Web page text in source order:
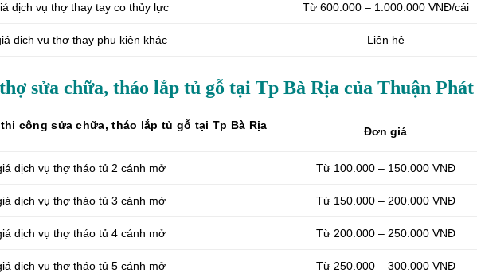
dịch vụ thợ thay tay co thủy lực Từ 600.000 – 1.000.000 VNĐ/cái
dịch vụ thợ thay phụ kiện khác Liên hệ
sửa chữa, tháo lắp tủ gỗ tại Tp Bà Rịa của Thuận Phát
công sửa chữa, tháo lắp tủ gỗ tại Tp Bà Rịa Đơn giá
dịch vụ thợ tháo tủ 2 cánh mở Từ 100.000 – 150.000 VNĐ
dịch vụ thợ tháo tủ 3 cánh mở Từ 150.000 – 200.000 VNĐ
dịch vụ thợ tháo tủ 4 cánh mở Từ 200.000 – 250.000 VNĐ
dịch vụ thợ tháo tủ 5 cánh mở Từ 250.000 – 300.000 VNĐ